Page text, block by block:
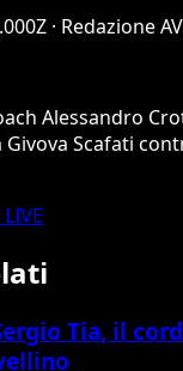
· Redazione
Alessandro
Scafati
Tia, il